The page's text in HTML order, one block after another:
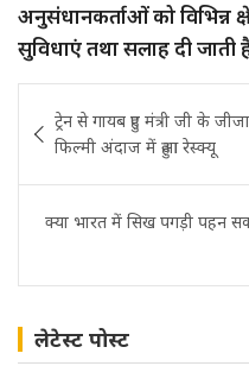
अनुसंधानकर्ताओं को विभिन्न
सुविधाएं तथा सलाह दी जाती
navigation
ट्रेन से गायब हुए मंत्री जी के
फिल्मी अंदाज में हुआ रेस्क्यू
क्या भारत में सिख पगड़ी पहन
लेटेस्ट पोस्ट